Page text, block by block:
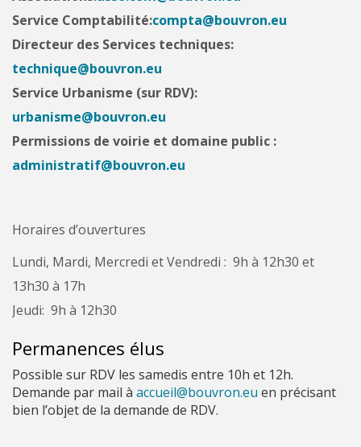
Service Comptabilité:compta@bouvron.eu
Directeur des Services techniques:
technique@bouvron.eu
Service Urbanisme (sur RDV):
urbanisme@bouvron.eu
Permissions de voirie et domaine public :
administratif@bouvron.eu
Horaires d’ouvertures
Lundi, Mardi, Mercredi et Vendredi : 9h à 12h30 et
13h30 à 17h
Jeudi: 9h à 12h30
Permanences élus
Possible sur RDV les samedis entre 10h et 12h.
Demande par mail à accueil@bouvron.eu en précisant
bien l’objet de la demande de RDV.